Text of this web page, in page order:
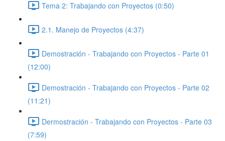
Tema 2: Trabajando con Proyectos (0:50)
2.1. Manejo de Proyectos (4:37)
Demostración - Trabajando con Proyectos - Parte 01
(12:00)
Demostración - Trabajando con Proyectos - Parte 02
(11:21)
Dermostración - Trabajando con Proyectos - Parte 03
(7:59)